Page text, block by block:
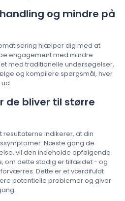
og mindre på
hjælper dig med at
engagement med mindre
med traditionelle undersøgelser,
og kompilere spørgsmål, hver
de bliver til større
resultaterne indikerer, at din
Næste gang de
vil den indeholde opfølgende
om dette stadig er tilfældet - og
Dette er et værdifuldt
potentielle problemer og giver